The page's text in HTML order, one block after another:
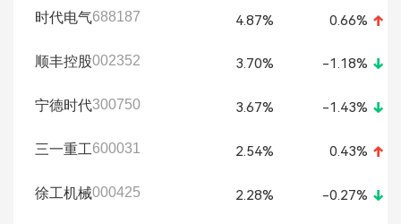
时代电气688187 4.87% 0.66%
顺丰控股002352 3.70% -1.18%
宁德时代300750 3.67% -1.43%
三一重工600031 2.54% 0.43%
徐工机械000425 2.28% -0.27%